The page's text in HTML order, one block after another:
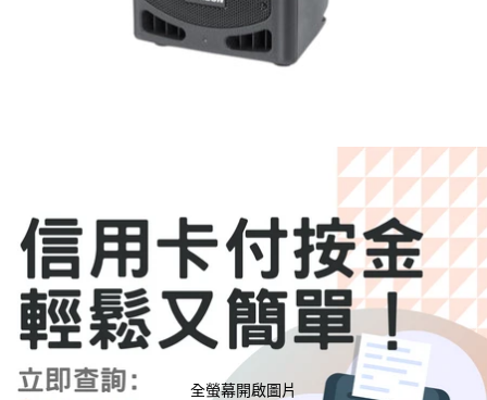
全螢幕開啟圖片